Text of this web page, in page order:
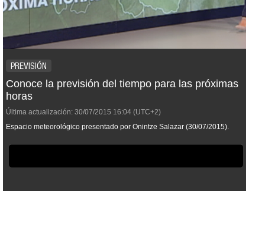
PREVISIÓN
Conoce la previsión del tiempo para las próximas
horas
Última actualización: 30/07/2015 16:04 (UTC+2)
Espacio meteorológico presentado por Onintze Salazar (30/07/2015).